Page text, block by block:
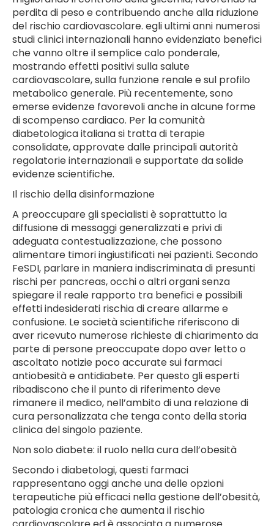
perdita di peso e contribuendo anche alla riduzione
del rischio cardiovascolare. egli ultimi anni numerosi
studi clinici internazionali hanno evidenziato benefici
che vanno oltre il semplice calo ponderale,
mostrando effetti positivi sulla salute
cardiovascolare, sulla funzione renale e sul profilo
metabolico generale. Più recentemente, sono
emerse evidenze favorevoli anche in alcune forme
di scompenso cardiaco. Per la comunità
diabetologica italiana si tratta di terapie
consolidate, approvate dalle principali autorità
regolatorie internazionali e supportate da solide
evidenze scientifiche.
Il rischio della disinformazione
A preoccupare gli specialisti è soprattutto la
diffusione di messaggi generalizzati e privi di
adeguata contestualizzazione, che possono
alimentare timori ingiustificati nei pazienti. Secondo
FeSDI, parlare in maniera indiscriminata di presunti
rischi per pancreas, occhi o altri organi senza
spiegare il reale rapporto tra benefici e possibili
effetti indesiderati rischia di creare allarme e
confusione. Le società scientifiche riferiscono di
aver ricevuto numerose richieste di chiarimento da
parte di persone preoccupate dopo aver letto o
ascoltato notizie poco accurate sui farmaci
antiobesità e antidiabete. Per questo gli esperti
ribadiscono che il punto di riferimento deve
rimanere il medico, nell’ambito di una relazione di
cura personalizzata che tenga conto della storia
clinica del singolo paziente.
Non solo diabete: il ruolo nella cura dell’obesità
Secondo i diabetologi, questi farmaci
rappresentano oggi anche una delle opzioni
terapeutiche più efficaci nella gestione dell’obesità,
patologia cronica che aumenta il rischio